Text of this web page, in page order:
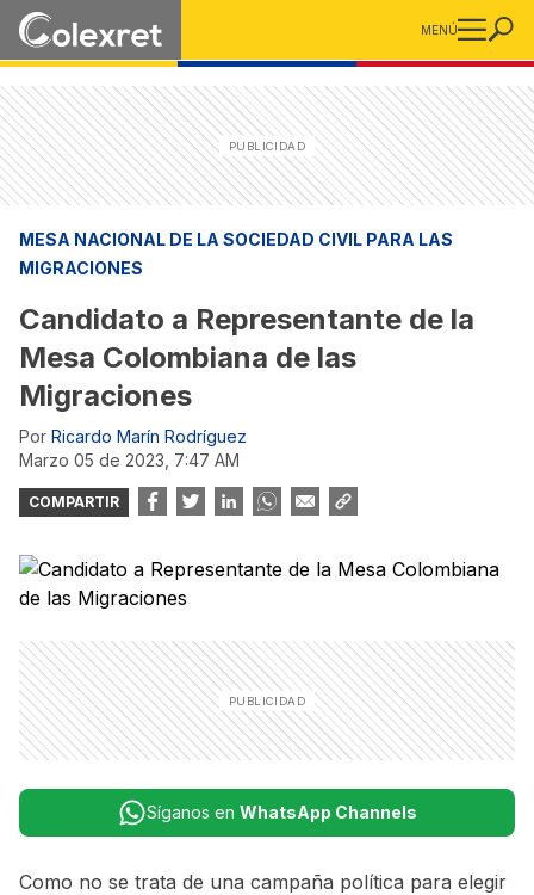
MENÚ
MESA NACIONAL DE LA SOCIEDAD CIVIL PARA LAS
MIGRACIONES
Candidato a Representante de la
Mesa Colombiana de las
Migraciones
Por Ricardo Marín Rodríguez
marzo 05 de 2023, 7:47 AM
COMPARTIR
Síganos en WhatsApp Channels
Como no se trata de una campaña política para elegir